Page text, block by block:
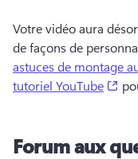
Votre vidéo aura
de façons de
astuces de montage
tutoriel YouTube
Forum aux